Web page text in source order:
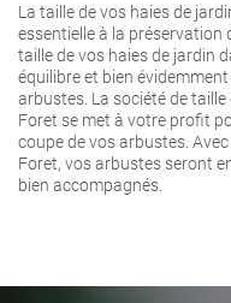
La taille de vos haies de
essentielle à la préservation
taille de vos haies de jardin
équilibre et bien
arbustes. La société de
Foret se met à votre profit
coupe de vos arbustes.
Foret, vos arbustes seront
bien accompagnés.